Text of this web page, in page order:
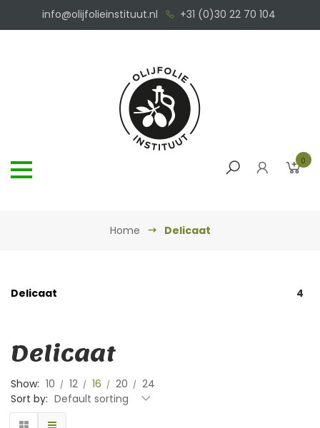
info@olijfolieinstituut.nl +31 (0)30 22 70 104
0
Home Delicaat
Delicaat 4
Delicaat
Show: 10 12 16 20
24
Sort by: Default sorting